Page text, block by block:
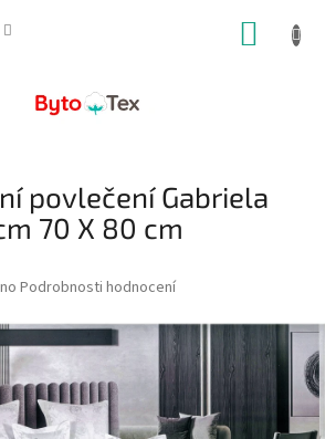
povlečení Gabriela
70 X 80 cm
Podrobnosti hodnocení